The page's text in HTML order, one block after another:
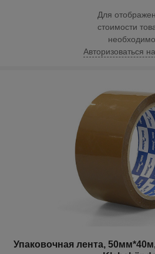
Для
стоимости
необходимо
Авторизоваться
Упаковочная лента,